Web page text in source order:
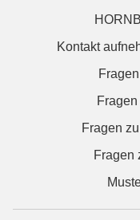
Kontakt
Fragen
Fragen